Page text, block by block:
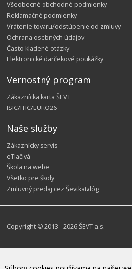
Všeobecné obchodné podmienky
Reklamačné podmienky
Vrátenie tovaru/odstúpenie od zmluvy
Ochrana osobných údajov
Často kladené otázky
Elektronické darčekové poukážky
Vernostný program
Zákaznícka karta ŠEVT
ISIC/ITIC/EURO26
Naše služby
Zákaznícky servis
eTlačivá
Škola na webe
Všetko pre školy
Zmluvný predaj cez Ševtkatalóg
Copyright © 2013 - 2026 ŠEVT a.s.